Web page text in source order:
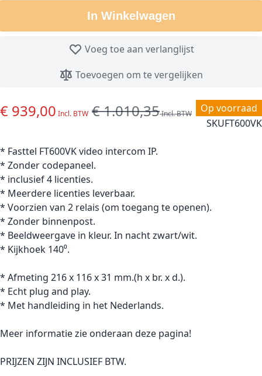
In Winkelwagen
Voeg toe aan verlanglijst
Toevoegen om te vergelijken
Op voorraad
SKUFT600VK
Special Price
€ 939,00 Regular Price
€ 1.010,35
* Fasttel FT600VK video intercom IP.
* Zonder codepaneel.
* inclusief 4 licenties.
* Meerdere licenties leverbaar.
* Voorzien van 2 relais (om toegang te openen).
* Zonder binnenpost.
* Beeldweergave in kleur. In nacht zwart/wit.
* Kijkhoek 140⁰.
* Afmeting 216 x 116 x 31 mm.(h x br. x d.).
* Echt plug and play.
* Met handleiding in het Nederlands.
Meer informatie zie onderaan deze pagina!
PRIJZEN ZIJN INCLUSIEF BTW.